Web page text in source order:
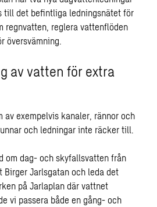
till det befintliga ledningsnätet för
regnvatten, reglera vattenflöden
översvämning.
av vatten för extra
av exempelvis kanaler, rännor och
och ledningar inte räcker till.
om dag- och skyfallsvatten från
Birger Jarlsgatan och leda det
på Jarlaplan där vattnet
vi passera både en gång- och